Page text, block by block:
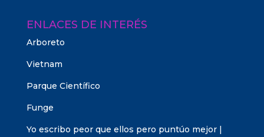
ENLACES DE INTERÉS
Arboreto
Vietnam
Parque Científico
Funge
Yo escribo peor que ellos pero puntúo mejor |